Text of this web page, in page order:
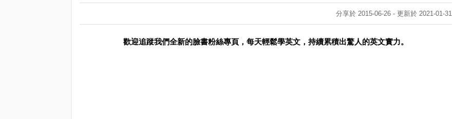
分享於 2015-06-26 - 更新於 2021-01-31
歡迎追蹤我們全新的臉書粉絲專頁，每天輕鬆學英文，持續累積出驚人的英文實力。